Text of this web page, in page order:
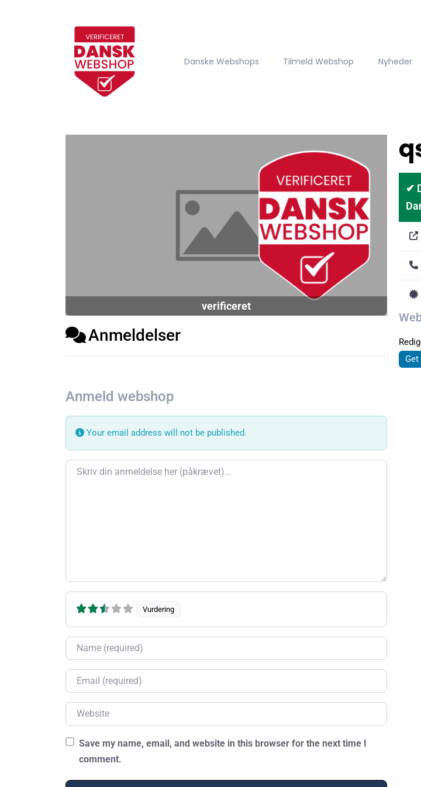
Danske Webshops Tilmeld Webshop Nyheder
verificeret
Anmeldelser
Anmeld webshop
Your email address will not be published.
Review text
Vurdering
Name
Email
Website
Save my name, email, and website in this browser for the next time I
comment.
✔